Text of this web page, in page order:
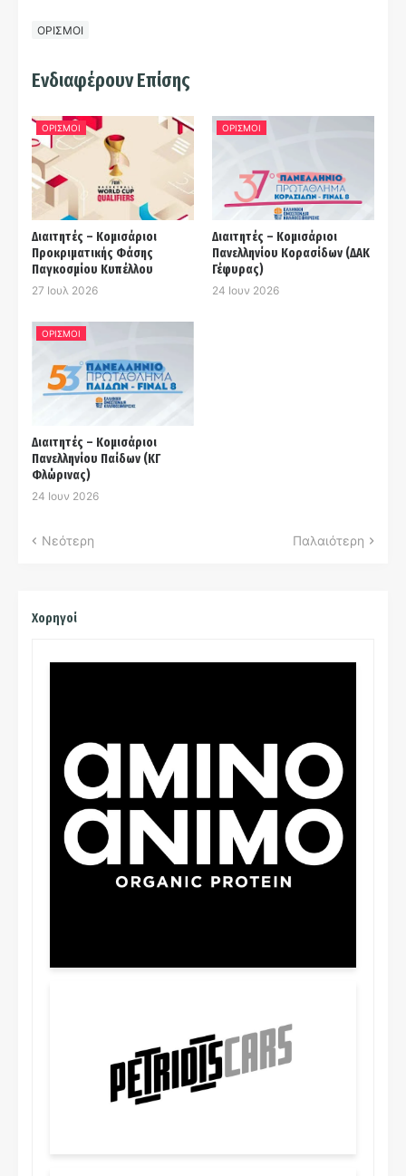
ΟΡΙΣΜΟΙ
Ενδιαφέρουν Επίσης
ΟΡΙΣΜΟΙ
Διαιτητές – Κομισάριοι
Προκριματικής Φάσης
Παγκοσμίου Κυπέλλου
27 Ιουλ 2026
ΟΡΙΣΜΟΙ
Διαιτητές – Κομισάριοι
Πανελληνίου Κορασίδων (ΔΑΚ
Γέφυρας)
24 Ιουν 2026
ΟΡΙΣΜΟΙ
Διαιτητές – Κομισάριοι
Πανελληνίου Παίδων (ΚΓ
Φλώρινας)
24 Ιουν 2026
Νεότερη Παλαιότερη
Χορηγοί